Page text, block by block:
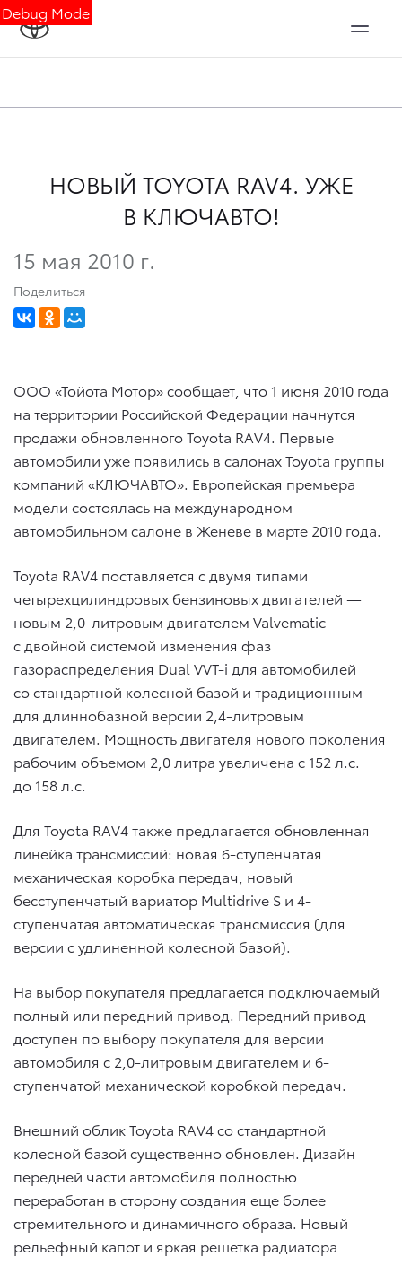
Debug Mode
НОВЫЙ TOYOTA RAV4. УЖЕ
В КЛЮЧАВТО!
15 мая 2010 г.
Поделиться
ООО «Тойота Мотор» сообщает, что 1 июня 2010 года
на территории Российской Федерации начнутся
продажи обновленного Toyota RAV4. Первые
автомобили уже появились в салонах Toyota группы
компаний «КЛЮЧАВТО». Европейская премьера
модели состоялась на международном
автомобильном салоне в Женеве в марте 2010 года.
Toyota RAV4 поставляется с двумя типами
четырехцилиндровых бензиновых двигателей —
новым 2,0-литровым двигателем Valvematic
с двойной системой изменения фаз
газораспределения Dual VVT-i для автомобилей
со стандартной колесной базой и традиционным
для длиннобазной версии 2,4-литровым
двигателем. Мощность двигателя нового поколения
рабочим объемом 2,0 литра увеличена с 152 л.с.
до 158 л.с.
Для Toyota RAV4 также предлагается обновленная
линейка трансмиссий: новая 6-ступенчатая
механическая коробка передач, новый
бесступенчатый вариатор Multidrive S и 4-
ступенчатая автоматическая трансмиссия (для
версии с удлиненной колесной базой).
На выбор покупателя предлагается подключаемый
полный или передний привод. Передний привод
доступен по выбору покупателя для версии
автомобиля с 2,0-литровым двигателем и 6-
ступенчатой механической коробкой передач.
Внешний облик Toyota RAV4 со стандартной
колесной базой существенно обновлен. Дизайн
передней части автомобиля полностью
переработан в сторону создания еще более
стремительного и динамичного образа. Новый
рельефный капот и яркая решетка радиатора